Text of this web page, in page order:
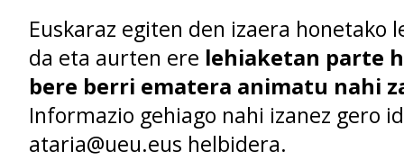
Euskaraz egiten den izaera honetako
da eta aurten ere lehiaketan parte
bere berri ematera animatu nahi
Informazio gehiago nahi izanez gero
ataria@ueu.eus helbidera.